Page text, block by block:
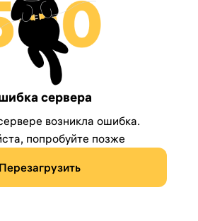
сервера
возникла ошибка.
попробуйте позже
Перезагрузить